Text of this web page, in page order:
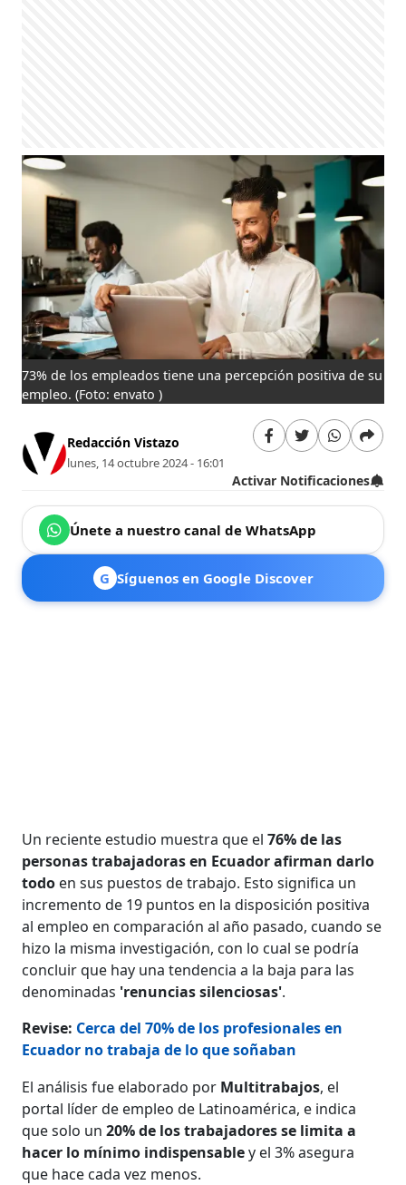
73% de los empleados tiene una percepción positiva de su
empleo.(Foto: envato )
Redacción Vistazo
lunes, 14 octubre 2024 - 16:01
Activar Notificaciones
Únete a nuestro canal de WhatsApp
G Síguenos en Google Discover
Un reciente estudio muestra que el76% de las
personas trabajadoras en Ecuador afirman darlo
todo en sus puestos de trabajo. Esto significa un
incremento de 19 puntos en la disposición positiva
al empleo en comparación al año pasado, cuando se
hizo la misma investigación, con lo cual se podría
concluir que hay una tendencia a la baja para las
denominadas 'renuncias silenciosas'.
Revise: Cerca del 70% de los profesionales en
Ecuador no trabaja de lo que soñaban
El análisis fue elaborado por Multitrabajos, el
portal líder de empleo de Latinoamérica, e indica
que solo un20% de los trabajadores se limita a
hacer lo mínimo indispensabley el 3% asegura
que hace cada vez menos.